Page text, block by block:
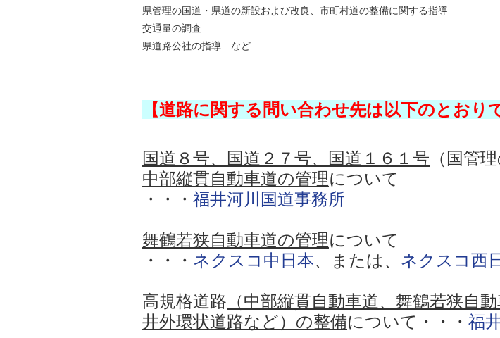
県管理の国道・県道の新設および改良、市町村道の整備に関する指導
交通量の調査
県道路公社の指導 など
【道路に関する問い合わせ先は以下のとおり
国道８号、国道２７号、国道１６１号 （国管
中部縦貫自動車道の管理について
・・・ 福井河川国道事務所
舞鶴若狭自動車道の管理について
・・・ ネクスコ中日本、または、 ネクスコ西
高規格道路 （中部縦貫自動車道、舞鶴若狭自
井外環状道路など）の整備について・・・ 福